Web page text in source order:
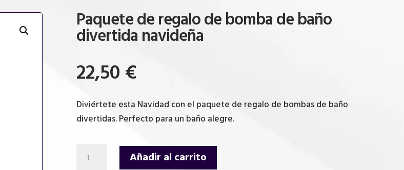
Paquete de regalo de bomba de baño
divertida navideña
22,50€
Diviértete esta Navidad con el paquete de regalo de bombas de baño
divertidas. Perfecto para un baño alegre.
Añadir al carrito